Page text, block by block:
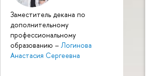
Заместитель декана по
дополнительному
профессиональному
образованию – Логинова
Анастасия Сергеевна